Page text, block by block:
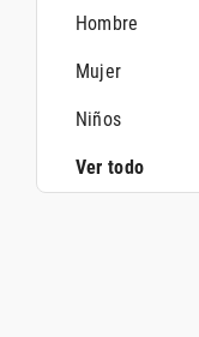
Hombre
Mujer
Niños
Ver todo